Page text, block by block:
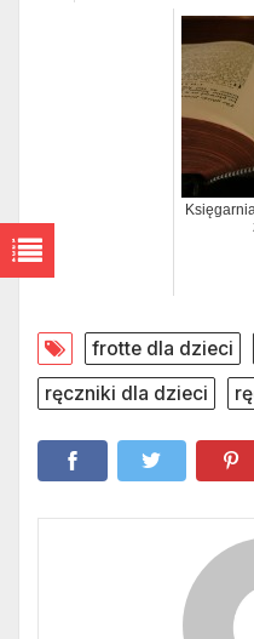
frotte dla dzieci
ręczniki dla dzieci